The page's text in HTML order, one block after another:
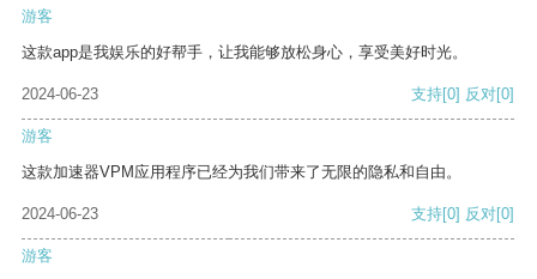
游客
这款app是我娱乐的好帮手，让我能够放松身心，享受美好时光。
2024-06-23 支持[0] 反对[0]
游客
这款加速器VPM应用程序已经为我们带来了无限的隐私和自由。
2024-06-23 支持[0] 反对[0]
游客